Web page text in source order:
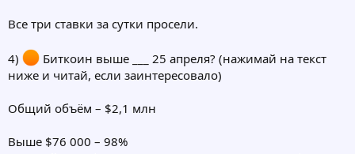
Все три ставки за сутки просели.
4)
Биткоин выше ___ 25 апреля? (нажимай на текст
ниже и читай, если заинтересовало)
Общий объём – $2,1 млн
Выше $76 000 – 98%